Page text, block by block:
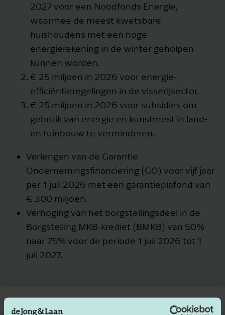
2027 voor een Noodfonds Energie,
waarmee de meest kwetsbare
huishoudens met een hoge
energierekening in de winter geholpen
kunnen worden.
€ 25 miljoen in 2026 voor energie-
efficiëntieregelingen in de visserijsector.
€ 25 miljoen in 2026 voor subsidies om
gebruik van energie en kunstmest in land-
en tuinbouw te verminderen.
Verlengen van de Garantie
Ondernemingsfinanciering (GO) voor vijf jaar
per 1 juli 2026 met een garantieplafond van
€ 300 miljoen.
Verhoging van het borgstellingsdeel in de
Borgstelling MKB-krediet (BMKB) van 50%
naar 75% voor de periode 1 juli 2026 tot 1
juli 2027.